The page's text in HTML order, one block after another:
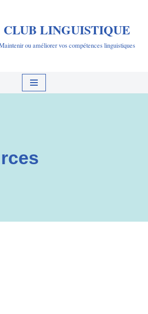
CLUB LINGUISTIQUE
ou améliorer vos compétences linguistiques